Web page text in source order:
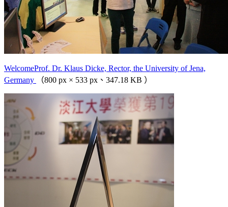
WelcomeProf. Dr. Klaus Dicke, Rector, the University of Jena,
Germany
（800 px × 533 px、347.18 KB ）